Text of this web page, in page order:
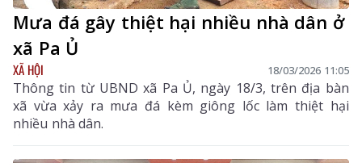
Mưa đá gây thiệt hại nhiều nhà dân ở
xã Pa Ủ
XÃ HỘI 18/03/2026 11:05
Thông tin từ UBND xã Pa Ủ, ngày 18/3, trên địa bàn
xã vừa xảy ra mưa đá kèm giông lốc làm thiệt hại
nhiều nhà dân.